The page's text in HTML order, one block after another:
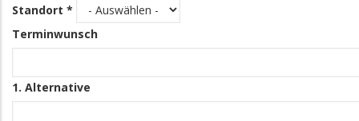
Standort *
Terminwunsch
1. Alternative